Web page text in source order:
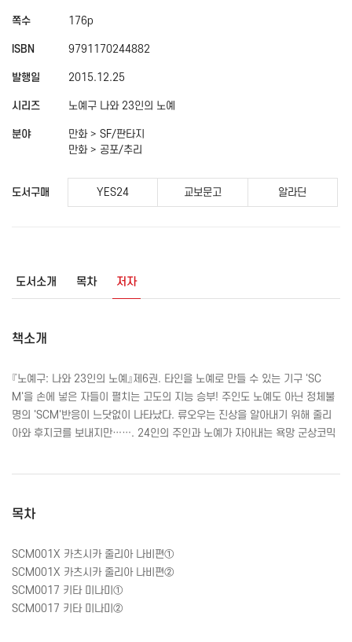
쪽수 176p
ISBN 9791170244882
발행일 2015.12.25
시리즈 노예구 나와 23인의 노예
분야
만화 > SF/판타지
만화 > 공포/추리
도서구매 YES24 교보문고 알라딘
도서소개 목차 저자
책소개
『노예구: 나와 23인의 노예』제6권. 타인을 노예로 만들 수 있는 기구 'SC
M '을 손에 넣은 자들이 펼치는 고도의 지능 승부! 주인도 노예도 아닌 정체불
명의 'SCM '반응이 느닷없이 나타났다. 류오우는 진상을 알아내기 위해 줄리
아와 후지코를 보내지만……. 24인의 주인과 노예가 자아내는 욕망 군상코믹
목차
SCM001X 카츠시카 줄리아 나비편①
SCM001X 카츠시카 줄리아 나비편②
SCM0017 키타 미나미①
SCM0017 키타 미나미②